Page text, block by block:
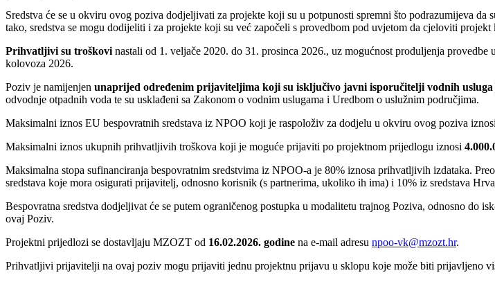
Sredstva će se u okviru ovog poziva dodjeljivati za projekte koji su u potpunosti spremni što podrazumijeva
tako, sredstva se mogu dodijeliti i za projekte koji su već započeli s provedbom pod uvjetom da cjeloviti
Prihvatljivi su troškovi nastali od 1. veljače 2020. do 31. prosinca 2026., uz mogućnost produljenja
kolovoza 2026.
Poziv je namijenjen unaprijed određenim prijaviteljima koji su isključivo javni isporučitelji vodnih
odvodnje otpadnih voda te su usklađeni sa Zakonom o vodnim uslugama i Uredbom o uslužnim područjima.
Maksimalni iznos EU bespovratnih sredstava iz NPOO koji je raspoloživ za dodjelu u okviru ovog poziva iznosi
Maksimalni iznos ukupnih prihvatljivih troškova koji je moguće prijaviti po projektnom prijedlogu iznosi
Maksimalna stopa sufinanciranja bespovratnim sredstvima iz NPOO-a je 80% iznosa prihvatljivih izdataka.
sredstava koje mora osigurati prijavitelj, odnosno korisnik (s partnerima, ukoliko ih ima) i 10% iz sredstava
Bespovratna sredstva dodjeljivat će se putem ograničenog postupka u modalitetu trajnog Poziva, odnosno
ovaj Poziv.
Projektni prijedlozi se dostavljaju MZOZT od 16.02.2026. godine na e-mail adresu npoo-vk@mzozt.hr.
Prihvatljivi prijavitelji na ovaj poziv mogu prijaviti jednu projektnu prijavu u sklopu koje može biti prijavljeno